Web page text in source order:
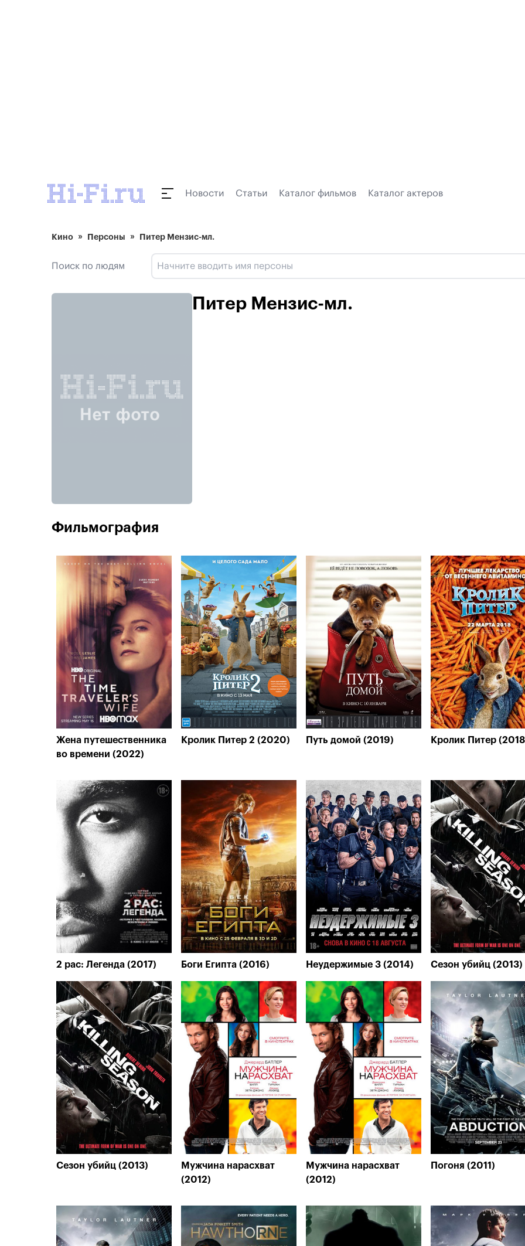
Новости Статьи Каталог фильмов Каталог актеров
Кино Персоны Питер Мензис-мл.
Поиск по людям
Питер Мензис-мл.
Фильмография
Жена путешественника
во времени (2022)
Кролик Питер 2 (2020) Путь домой (2019) Кролик Питер
2 pac: Легенда (2017) Боги Египта (2016) Неудержимые 3 (2014) Сезон убийц (2013)
Сезон убийц (2013)
Мужчина нарасхват
(2012)
Мужчина нарасхват
(2012)
Погоня (2011)